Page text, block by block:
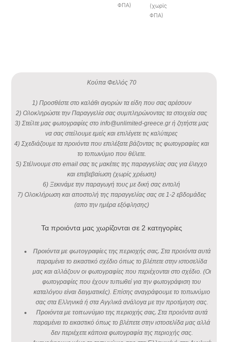
ΦΠΑ)
(χωρίς
ΦΠΑ)
Κούπα Φελλός 70
1) Προσθέστε στο καλάθι αγορών τα είδη που σας αρέσουν
2) Ολοκληρώστε την Παραγγελία σας συμπληρώνοντας τα στοιχεία σας
3) Στείλτε μας φωτογραφίες στο info@unlimited-greece.gr ή ζητήστε μας
να σας στείλουμε εμείς και επιλέγετε τις καλύτερες
4) Σχεδιάζουμε τα προιόντα που επιλέξατε βάζοντας τις φωτογραφίες και
το τοπωνύμιο που θέλετε.
5) Στέλνουμε στο email σας τις μακέτες της παραγγελίας σας για έλεγχο
και επιβεβαίωση (χωρίς χρέωση)
6) Ξεκινάμε την παραγωγή τους με δική σας εντολή
7) Ολοκλήρωση και αποστολή της παραγγελίας σας σε 1-2 εβδομάδες
(απο την ημέρα εξόφλησης)
Τα προιόντα μας χωρίζονται σε 2 κατηγορίες
Προιόντα με φωτογραφίες της περιοχής σας. Στα προιόντα αυτά
παραμένει το εικαστικό σχέδιο όπως το βλέπετε στην ιστοσελίδα
μας και αλλάζουν οι φωτογραφίες που περιέχονται στο σχέδιο. (Οι
φωτογραφίες που έχουν τυπωθεί για την φωτογράφιση του
καταλόγου είναι δειγματικές). Επίσης αναγράφουμε το τοπωνύμιο
σας στα Ελληνικά ή στα Αγγλικά ανάλογα με την προτίμηση σας.
Προιόντα με τοπωνύμιο της περιοχής σας. Στα προιόντα αυτά
παραμένει το εικαστικό όπως το βλέπετε στην ιστοσελίδα μας αλλά
δεν περιέχετε κάποια φωτογραφία της περιοχής σας.